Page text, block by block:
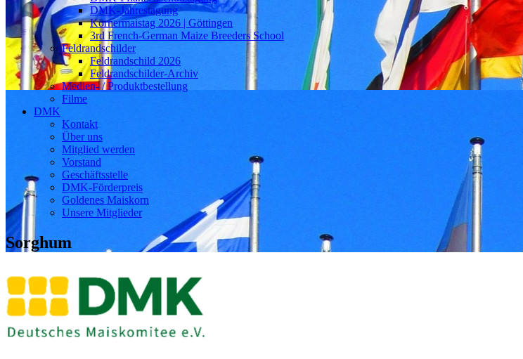
DMK-Jahrestagung
Körnermaistag 2026 | Göttingen
3rd French-German Maize Breeders School
Feldrandschilder
Feldrandschild 2026
Feldrandschilder-Archiv
Medien- / Produktbestellung
Filme
DMK
Kontakt
Über uns
Mitglied werden
Vorstand
Geschäftsstelle
DMK-Förderpreis
Goldenes Maiskorn
Unsere Mitglieder
Sorghum